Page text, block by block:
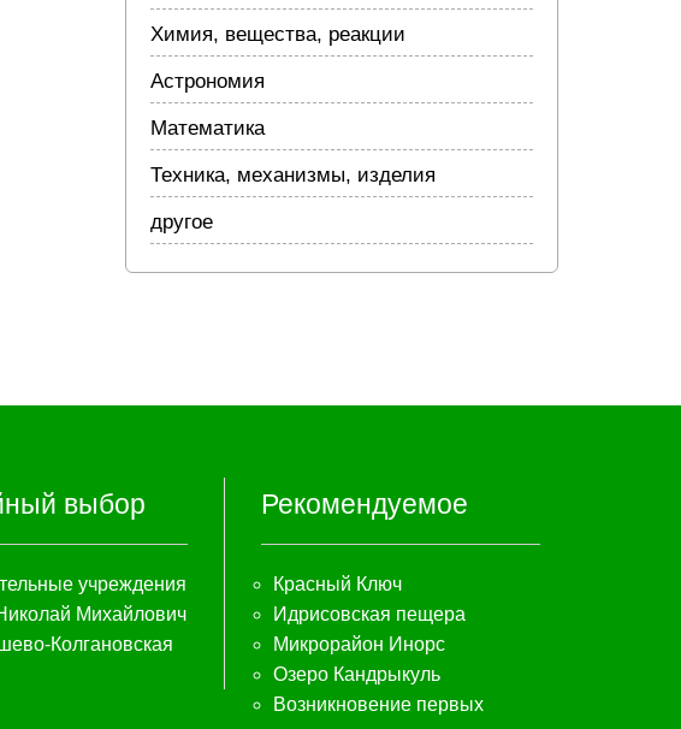
Химия, вещества, реакции
Астрономия
Математика
Техника, механизмы, изделия
другое
выбор
учреждения
Михайлович
Колгановская
Рекомендуемое
Красный Ключ
Идрисовская пещера
Микрорайон Инорс
Озеро Кандрыкуль
Возникновение первых